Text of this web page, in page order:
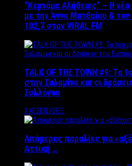
“Kερνάμε Αλήθειες” – Η
με την Άννα Ματθαίου &
102,7 στον VIRAL FM
TALK OF THE TOWN #9: Τα
στην Σαλαμίνα και οι
Συλλόγου
ΣΧΕΣΕΙΣ/ΣΕΞ
Απόμερες παραλίες για
Αττική …